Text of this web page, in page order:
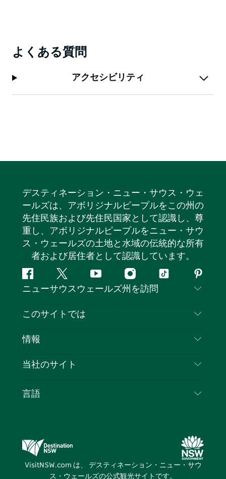
よくある質問
アクセシビリティ
デスティネーション・ニュー・サウス・ウェ
ールズは、アボリジナルピープルをこの州の
先住民族および先住民国家として認識し、尊
重し、アボリジナルピープルをニュー・サウ
ス・ウェールズの土地と水域の伝統的な所有
者および居住者として認識しています。
フ
ェ
ス
ッ
ツ
イ
タ
ユ
ー
イ
ン
テ
ピ
ン
レ
ト
ニューサウスウェールズ州を訪問
お問い合わせ
クッキーに関する通知
このサイトでは
目的地
イベント
情報
旅行情報
NSWでのビジネス
当社のサイト
デスティネーション・ニュー・サウス・ウェール
ズメディアセンター
言語
VisitNSW.com は、 デスティネーション・ニュー・サウ
ス・ウェールズの公式観光サイトです。